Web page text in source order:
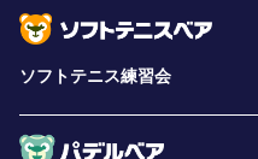
ソフトテニス練習会